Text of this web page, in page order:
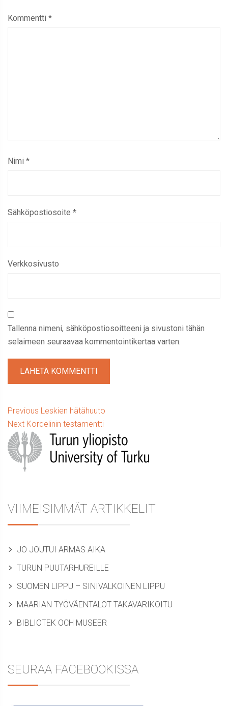
Kommentti *
Nimi *
Sähköpostiosoite *
Verkkosivusto
Tallenna nimeni, sähköpostiosoitteeni ja sivustoni tähän
selaimeen seuraavaa kommentointikertaa varten.
Artikkelien
selaus
Previous Previous
post:
Leskien hätähuuto
Next Next
post:
Kordelinin testamentti
Sidebar
VIIMEISIMMÄT ARTIKKELIT
JO JOUTUI ARMAS AIKA
TURUN PUUTARHUREILLE
SUOMEN LIPPU – SINIVALKOINEN LIPPU
MAARIAN TYÖVÄENTALOT TAKAVARIKOITU
BIBLIOTEK OCH MUSEER
SEURAA FACEBOOKISSA